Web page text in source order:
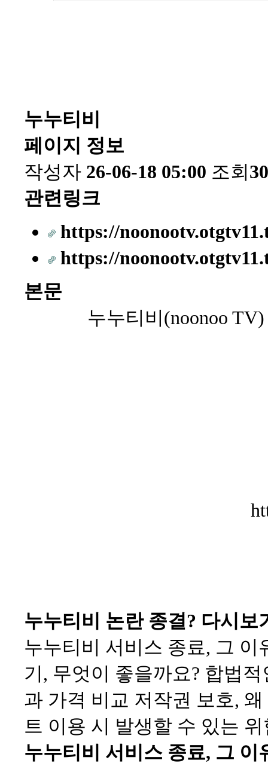
누누티비
페이지 정보
작성자 26-06-18 05:00 조회
관련링크
https://
https://
본문
누누티비(noonoo
누누티비 논란 종결? 다시
누누티비 서비스 종료, 그
기, 무엇이 좋을까요? 합법
과 가격 비교 저작권 보호,
트 이용 시 발생할 수 있는
누누티비 서비스 종료, 그 이